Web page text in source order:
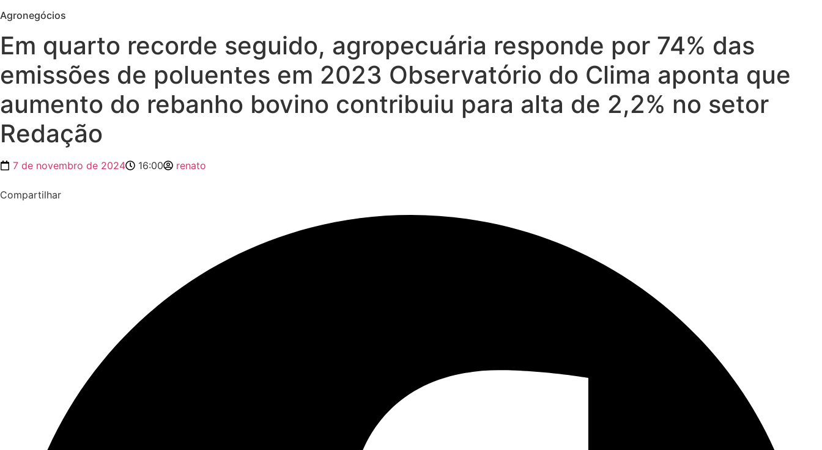
Agronegócios
Em quarto recorde seguido, agropecuária responde por 74% das
emissões de poluentes em 2023 Observatório do Clima aponta que
aumento do rebanho bovino contribuiu para alta de 2,2% no setor
Redação
7 de novembro de 2024 16:00 renato
Compartilhar